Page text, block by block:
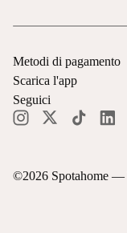
©2026 Spotahome —
Metodi di pagamento
Scarica l'app
Seguici